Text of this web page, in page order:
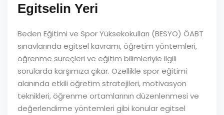
Egitselin Yeri
Beden Eğitimi ve Spor Yüksekokulları (BESYO) ÖABT
sınavlarında egitsel kavramı, öğretim yöntemleri,
öğrenme süreçleri ve eğitim bilimleriyle ilgili
sorularda karşımıza çıkar. Özellikle spor eğitimi
alanında etkili öğretim stratejileri, motivasyon
teknikleri, öğrenme ortamlarının düzenlenmesi ve
değerlendirme yöntemleri gibi konular egitsel